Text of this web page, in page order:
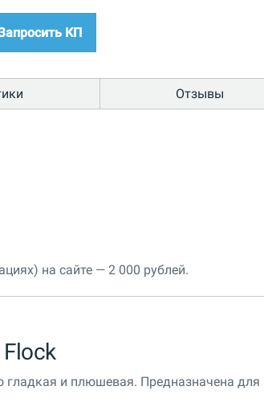
КП
Отзывы
на сайте — 2 000 рублей.
гладкая и плюшевая. Предназначена для